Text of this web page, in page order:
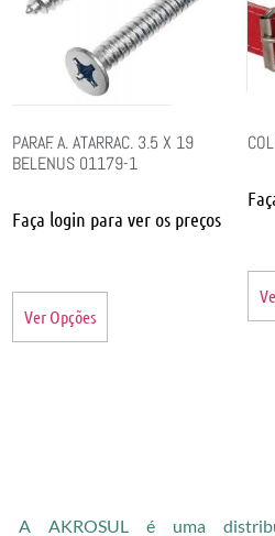
PARAF. A. ATARRAC. 3.5 X 19
BELENUS 01179-1
Faça login para ver os preços
Ver Opções
A AKROSUL é uma